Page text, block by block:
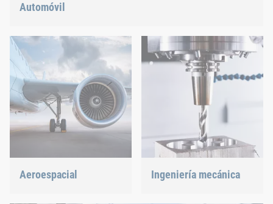
Automóvil
Tenemos la respuesta correcta para las tendencias actuales.
Aeroespacial Ingeniería mecánica